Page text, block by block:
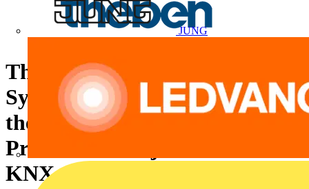
JUNG
Theben präsentiert neues RF-
System für KNX Smart home /
thePiccola und Luxa 103
Präsenzmelder jetzt auch für
KNX